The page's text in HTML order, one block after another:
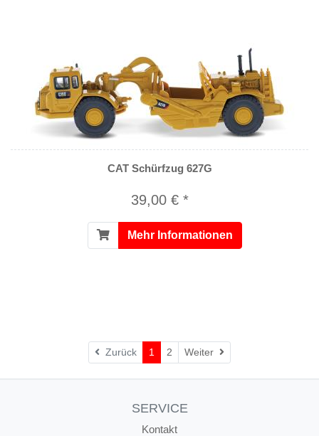
CAT Schürfzug 627G
39,00 € *
Mehr Informationen
Zurück 1 2 Weiter Weiter
SERVICE
Kontakt